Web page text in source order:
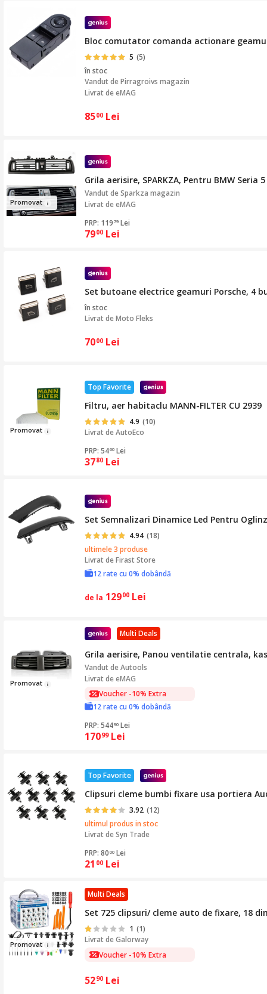
Bloc comutator comanda actionare
5 (5)
în stoc
Vandut dePirragroivs magazin
Livrat de eMAG
8500 Lei
Promovat
Grila aerisire, SPARKZA, Pentru BMW Seria
Vandut deSparkza magazin
Livrat de eMAG
PRP: 119 79 Lei
7900 Lei
Set butoane electrice geamuri Porsche, 4
în stoc
Livrat deMoto Fleks
7000 Lei
Promovat
Top Favorite
Filtru, aer habitaclu MANN-FILTER CU 2939
4.9 (10)
Livrat deAutoEco
PRP: 5460 Lei
3780 Lei
Set Semnalizari Dinamice Led Pentru
4.94 (18)
ultimele 3 produse
Livrat deFirast Store
12 rate cu 0% dobândă
de la 12900 Lei
Promovat
Multi Deals
Grila aerisire, Panou ventilatie centrala,
Vandut deAutools
Livrat de eMAG
Voucher -10% Extra
12 rate cu 0% dobândă
PRP: 54450 Lei
17099 Lei
Top Favorite
Clipsuri cleme bumbi fixare usa portiera
3.92 (12)
ultimul produs in stoc
Livrat deSyn Trade
PRP: 80 00 Lei
21 00 Lei
Promovat
Multi Deals
Set 725 clipsuri/ cleme auto de fixare, 18
1 (1)
Livrat deGalorway
Voucher -10% Extra
5290 Lei